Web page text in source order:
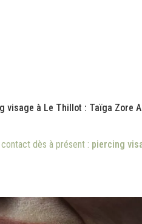
visage à Le Thillot : Taïga Zore
dès à présent : piercing